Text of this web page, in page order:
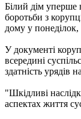
Білий дім уперше
боротьби з
дому у понеділок,
У документі
всередині
здатність урядів
"Шкідливі
аспектах життя